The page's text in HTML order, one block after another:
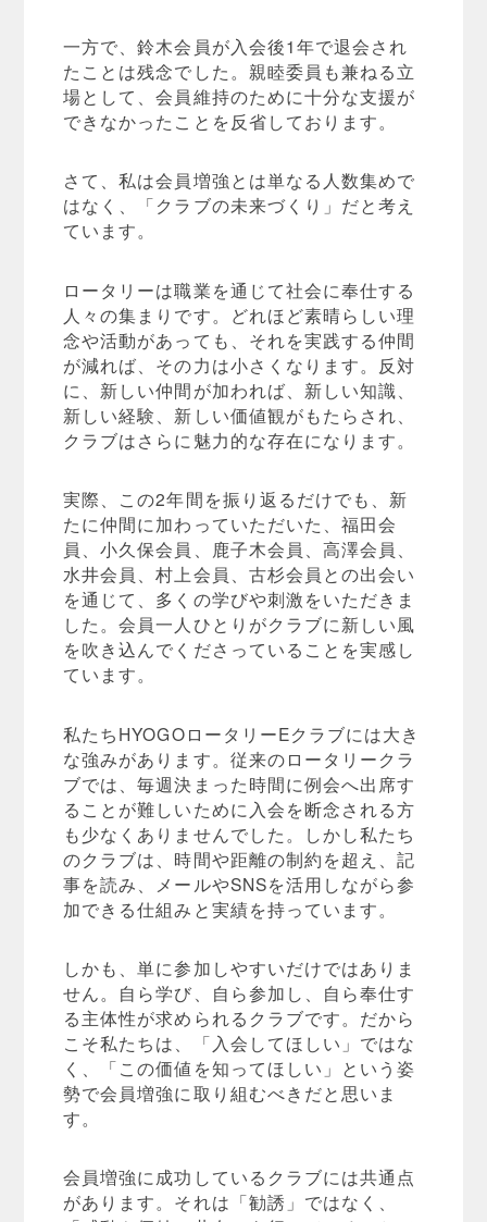
一方で、鈴木会員が入会後1年で退会され
たことは残念でした。親睦委員も兼ねる立
場として、会員維持のために十分な支援が
できなかったことを反省しております。
さて、私は会員増強とは単なる人数集めで
はなく、「クラブの未来づくり」だと考え
ています。
ロータリーは職業を通じて社会に奉仕する
人々の集まりです。どれほど素晴らしい理
念や活動があっても、それを実践する仲間
が減れば、その力は小さくなります。反対
に、新しい仲間が加われば、新しい知識、
新しい経験、新しい価値観がもたらされ、
クラブはさらに魅力的な存在になります。
実際、この2年間を振り返るだけでも、新
たに仲間に加わっていただいた、福田会
員、小久保会員、鹿子木会員、高澤会員、
水井会員、村上会員、古杉会員との出会い
を通じて、多くの学びや刺激をいただきま
した。会員一人ひとりがクラブに新しい風
を吹き込んでくださっていることを実感し
ています。
私たちHYOGOロータリーEクラブには大き
な強みがあります。従来のロータリークラ
ブでは、毎週決まった時間に例会へ出席す
ることが難しいために入会を断念される方
も少なくありませんでした。しかし私たち
のクラブは、時間や距離の制約を超え、記
事を読み、メールやSNSを活用しながら参
加できる仕組みと実績を持っています。
しかも、単に参加しやすいだけではありま
せん。自ら学び、自ら参加し、自ら奉仕す
る主体性が求められるクラブです。だから
こそ私たちは、「入会してほしい」ではな
く、「この価値を知ってほしい」という姿
勢で会員増強に取り組むべきだと思いま
す。
会員増強に成功しているクラブには共通点
があります。それは「勧誘」ではなく、